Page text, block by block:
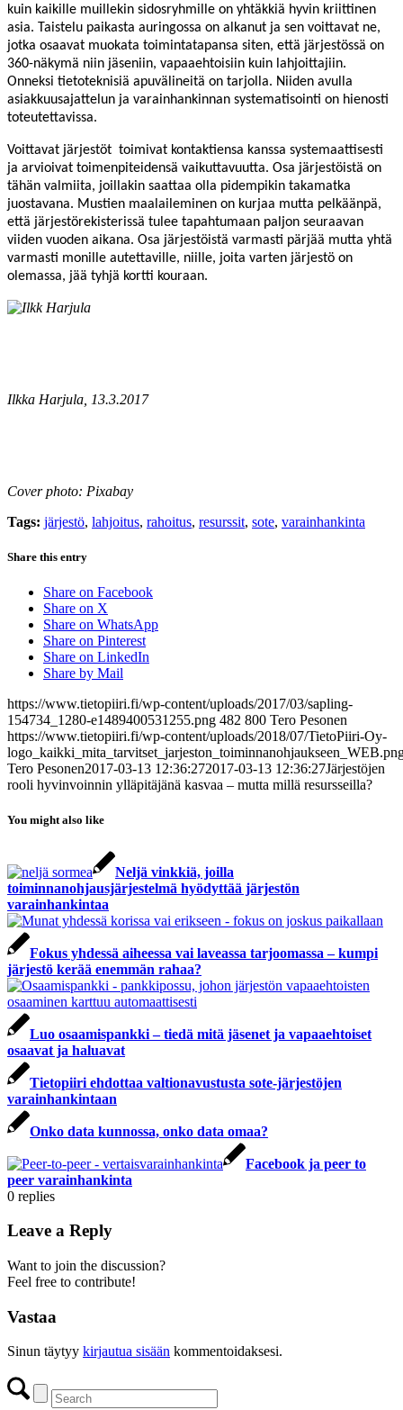
kuin kaikille muillekin sidosryhmille on yhtäkkiä hyvin kriittinen
asia. Taistelu paikasta auringossa on alkanut ja sen voittavat ne,
jotka osaavat muokata toimintatapansa siten, että järjestössä on
360-näkymä niin jäseniin, vapaaehtoisiin kuin lahjoittajiin.
Onneksi tietoteknisiä apuvälineitä on tarjolla. Niiden avulla
asiakkuusajattelun ja varainhankinnan systematisointi on hienosti
toteutettavissa.
Voittavat järjestöt toimivat kontaktiensa kanssa systemaattisesti
ja arvioivat toimenpiteidensä vaikuttavuutta. Osa järjestöistä on
tähän valmiita, joillakin saattaa olla pidempikin takamatka
juostavana. Mustien maalaileminen on kurjaa mutta pelkäänpä,
että järjestörekisterissä tulee tapahtumaan paljon seuraavan
viiden vuoden aikana. Osa järjestöistä varmasti pärjää mutta yhtä
varmasti monille autettaville, niille, joita varten järjestö on
olemassa, jää tyhjä kortti kouraan.
Ilkka Harjula, 13.3.2017
Cover photo: Pixabay
Tags: järjestö, lahjoitus, rahoitus, resurssit, sote, varainhankinta
Share this entry
Share on Facebook
Share on X
Share on WhatsApp
Share on Pinterest
Share on LinkedIn
Share by Mail
https://www.tietopiiri.fi/wp-content/uploads/2017/03/sapling-
154734_1280-e1489400531255.png 482 800 Tero Pesonen
https://www.tietopiiri.fi/wp-content/uploads/2018/07/TietoPiiri-Oy-
Tero Pesonen2017-03-13 12:36:272017-03-13 12:36:27Järjestöjen
rooli hyvinvoinnin ylläpitäjänä kasvaa – mutta millä resursseilla?
You might also like
Neljä vinkkiä, joilla
toiminnanohjausjärjestelmä hyödyttää järjestön
varainhankintaa
Fokus yhdessä aiheessa vai laveassa tarjoomassa – kumpi
järjestö kerää enemmän rahaa?
Luo osaamispankki – tiedä mitä jäsenet ja vapaaehtoiset
osaavat ja haluavat
Tietopiiri ehdottaa valtionavustusta sote-järjestöjen
varainhankintaan
Onko data kunnossa, onko data omaa?
Facebook ja peer to
peer varainhankinta
0 replies
Leave a Reply
Want to join the discussion?
Feel free to contribute!
Vastaa
Sinun täytyy kirjautua sisään kommentoidaksesi.